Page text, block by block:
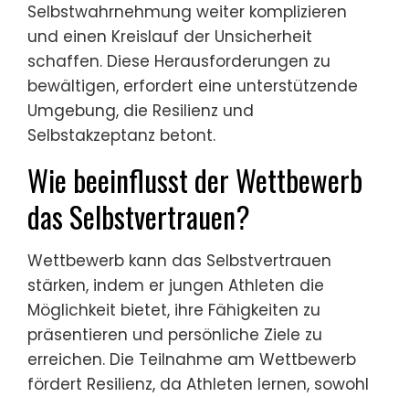
Selbstwahrnehmung weiter komplizieren
und einen Kreislauf der Unsicherheit
schaffen. Diese Herausforderungen zu
bewältigen, erfordert eine unterstützende
Umgebung, die Resilienz und
Selbstakzeptanz betont.
Wie beeinflusst der Wettbewerb
das Selbstvertrauen?
Wettbewerb kann das Selbstvertrauen
stärken, indem er jungen Athleten die
Möglichkeit bietet, ihre Fähigkeiten zu
präsentieren und persönliche Ziele zu
erreichen. Die Teilnahme am Wettbewerb
fördert Resilienz, da Athleten lernen, sowohl